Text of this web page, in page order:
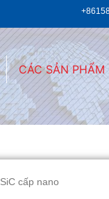
CÁC SẢN PHẨM
cấp nano